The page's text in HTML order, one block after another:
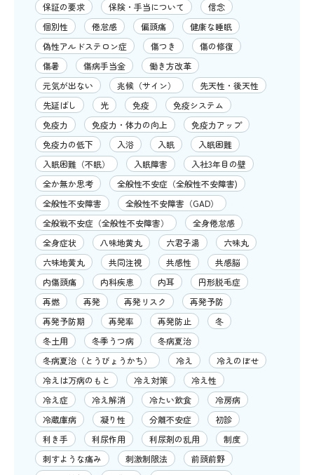
保証の要求
保険・手当について
信念
個別性
倦怠感 偏頭痛
健康な睡眠
偽性アルドステロン症
傷つき
傷の修復
傷暑
傷病手当金
働き方改革
元気が出ない
兆候（サイン）
先天性・後天性
先延ばし
光 免疫
免疫システム
免疫力
免疫力・体力の向上
免疫力アップ
免疫力の低下
入浴 入眠
入眠困難
入眠困難（不眠）
入眠障害
入社3年目の壁
全か無か思考
全般性不安症（全般性不安障害)
全般性不安障害
全般性不安障害（GAD）
全般戦不安症（全般性不安障害）
全身倦怠感
全身症状
八味地黄丸 六君子湯
六味丸
六味地黄丸
共同注視 共感性
共感脳
内傷頭痛
内科疾患 内耳
円形脱毛症
再燃
再発 再発リスク
再発予防
再発予防期
再発率 再発防止
冬
冬土用
冬季うつ病
冬病夏治
冬病夏治（とうびょうかち）
冷え
冷えのぼせ
冷えは万病のもと
冷え対策
冷え性
冷え症
冷え解消 冷たい飲食
冷房病
冷蔵庫病
凝り性 分離不安症
初診
利き手
利尿作用 利尿剤の乱用
制度
刺すような痛み
刺激制限法
前頭前野